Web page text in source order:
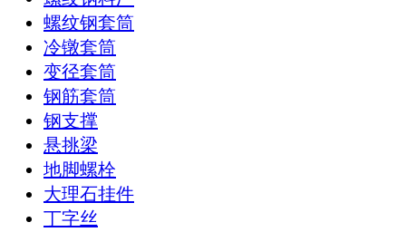
螺纹钢套筒
冷镦套筒
变径套筒
钢筋套筒
钢支撑
悬挑梁
地脚螺栓
大理石挂件
丁字丝